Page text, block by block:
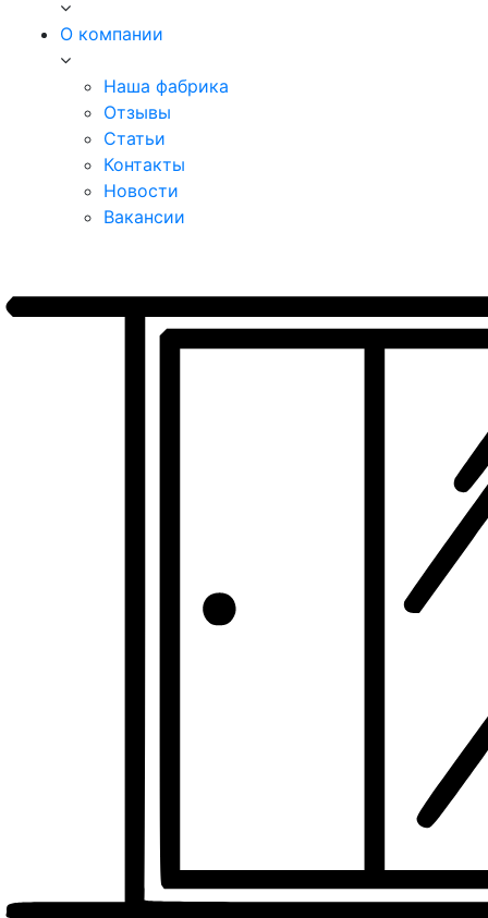
О компании
Наша фабрика
Отзывы
Статьи
Контакты
Новости
Вакансии